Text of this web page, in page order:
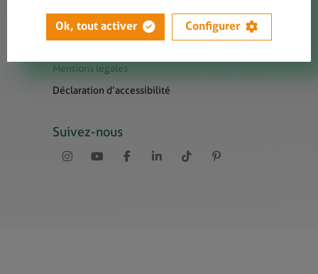
Liens utiles
Mentions légales
Déclaration d’accessibilité
Suivez-nous
Ok, tout activer Configurer